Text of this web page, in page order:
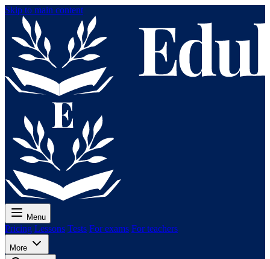
Skip to main content
Menu
Pricing Lessons Tests For exams For teachers
More